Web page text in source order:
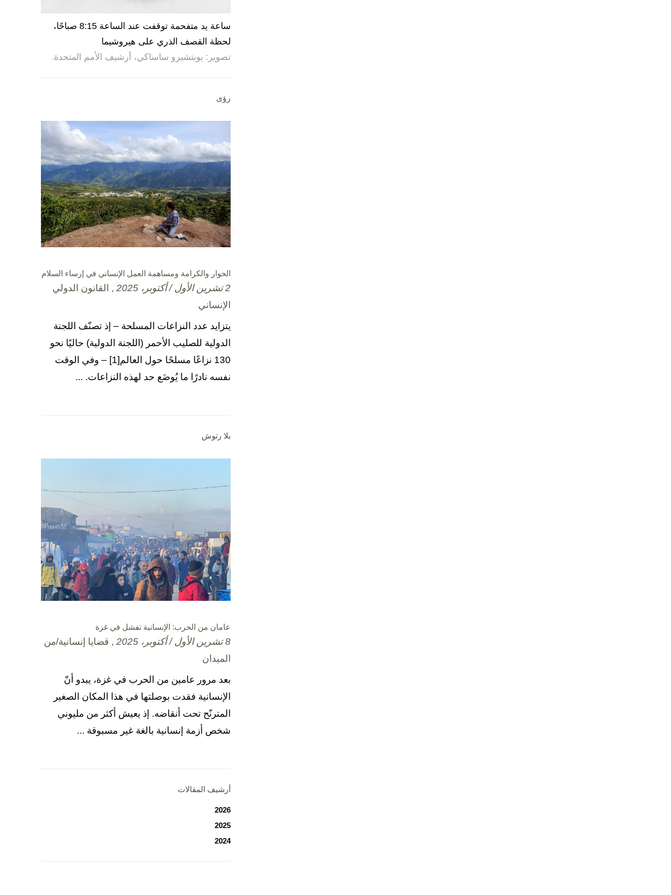
ساعة يد متفحمة توقفت عند الساعة 8:15 صباحًا،
لحظة القصف الذري على هيروشيما
تصوير: يويتشيرو ساساكي، أرشيف الأمم المتحدة.
رؤى
الحوار والكرامة ومساهمة العمل الإنساني في إرساء السلام
2 تشرين الأول / أكتوبر، 2025
, القانون الدولي
الإنساني
يتزايد عدد النزاعات المسلحة – إذ تصنّف اللجنة
الدولية للصليب الأحمر (اللجنة الدولية) حاليًا نحو
130 نزاعًا مسلحًا حول العالم[1] – وفي الوقت
نفسه نادرًا ما يُوضَع حد لهذه النزاعات. ...
بلا رتوش
عامان من الحرب: الإنسانية تفشل في غزة
8 تشرين الأول / أكتوبر، 2025
, قضايا إنسانية/من
الميدان
بعد مرور عامين من الحرب في غزة، يبدو أنّ
الإنسانية فقدت بوصلتها في هذا المكان الصغير
المترنّح تحت أنقاضه. إذ يعيش أكثر من مليوني
شخص أزمة إنسانية بالغة غير مسبوقة ...
أرشيف المقالات
2026
2025
2024